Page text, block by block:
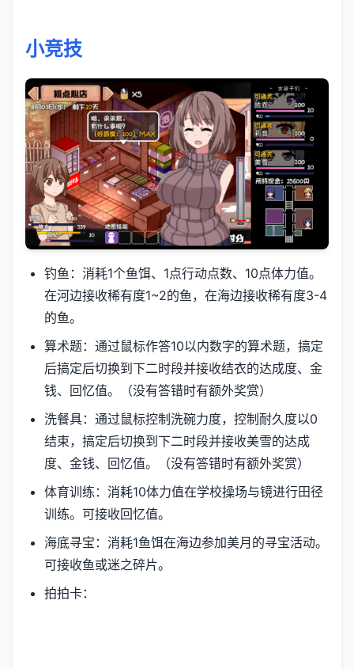
小竞技
钓鱼：消耗1个鱼饵、1点行动点数、10点体力值。
在河边接收稀有度1~2的鱼，在海边接收稀有度3-4
的鱼。
算术题：通过鼠标作答10以内数字的算术题，搞定
后搞定后切换到下二时段并接收结衣的达成度、金
钱、回忆值。（没有答错时有额外奖赏）
洗餐具：通过鼠标控制洗碗力度，控制耐久度以0
结束，搞定后切换到下二时段并接收美雪的达成
度、金钱、回忆值。（没有答错时有额外奖赏）
体育训练：消耗10体力值在学校操场与镜进行田径
训练。可接收回忆值。
海底寻宝：消耗1鱼饵在海边参加美月的寻宝活动。
可接收鱼或迷之碎片。
拍拍卡：